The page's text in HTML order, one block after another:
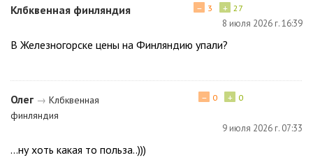
Клбквенная финляндия + 27
− 3
8 июля 2026 г. 16:39
В Железногорске цены на Финляндию упали?
Олег → Клбквенная
финляндия
+ 0
− 0
9 июля 2026 г. 07:33
...ну хоть какая то польза..)))